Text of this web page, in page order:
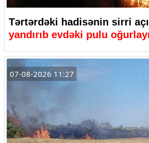
Tərtərdəki hadisənin sirri
yandırıb evdəki pulu
07-08-2026 11:27